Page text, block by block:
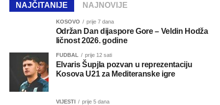
NAJČITANIJE NAJNOVIJE
KOSOVO prije 7 dana
Održan Dan dijaspore Gore – Veldin Hodža
ličnost 2026. godine
FUDBAL prije 12 sati
Elvaris Šupjla pozvan u reprezentaciju
Kosova U21 za Mediteranske igre
VIJESTI prije 5 dana